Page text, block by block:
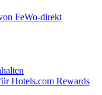
FeWo-direkt
Hotels.com Rewards